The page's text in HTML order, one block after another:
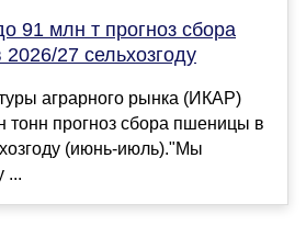
91 млн т прогноз сбора
27 сельхозгоду
аграрного рынка (ИКАР)
тонн прогноз сбора пшеницы в
(июнь-июль)."Мы
...